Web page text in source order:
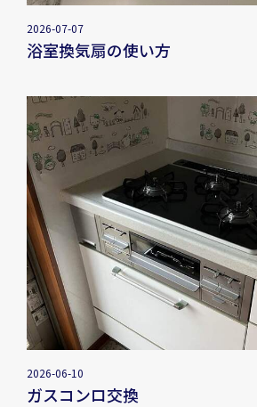
2026-07-07
浴室換気扇の使い方
2026-06-10
ガスコンロ交換